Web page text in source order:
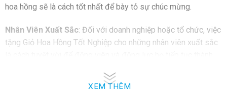
hoa hồng sẽ là cách tốt nhất để bày tỏ sự chúc mừng.
Nhân Viên Xuất Sắc: Đối với doanh nghiệp hoặc tổ chức, việc
tặng Giỏ Hoa Hồng Tốt Nghiệp cho những nhân viên xuất sắc
Người Hướng Dẫn và Giáo Viên: Các giáo viên hay người
XEM THÊM